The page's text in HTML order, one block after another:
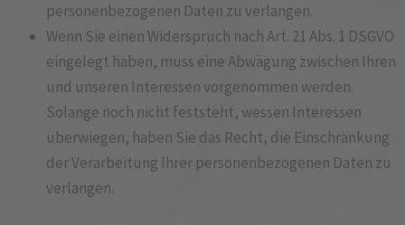
personenbezogenen Daten zu verlangen.
Wenn Sie einen Widerspruch nach Art. 21 Abs. 1 DSGVO
eingelegt haben, muss eine Abwägung zwischen Ihren
und unseren Interessen vorgenommen werden.
Solange noch nicht feststeht, wessen Interessen
überwiegen, haben Sie das Recht, die Einschränkung
der Verarbeitung Ihrer personenbezogenen Daten zu
verlangen.